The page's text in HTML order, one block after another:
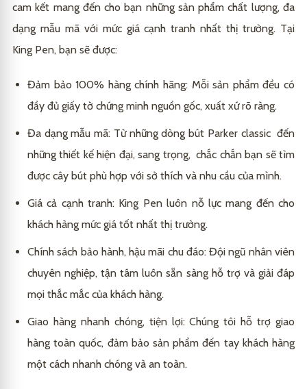
cam kết mang đến cho bạn những sản phẩm chất lượng, đa
dạng mẫu mã với mức giá cạnh tranh nhất thị trường. Tại
King Pen, bạn sẽ được:
Đảm bảo 100% hàng chính hãng: Mỗi sản phẩm đều có
đầy đủ giấy tờ chứng minh nguồn gốc, xuất xứ rõ ràng.
Đa dạng mẫu mã: Từ những dòng bút Parker classic đến
những thiết kế hiện đại, sang trọng, chắc chắn bạn sẽ tìm
được cây bút phù hợp với sở thích và nhu cầu của mình.
Giá cả cạnh tranh: King Pen luôn nỗ lực mang đến cho
khách hàng mức giá tốt nhất thị trường.
Chính sách bảo hành, hậu mãi chu đáo: Đội ngũ nhân viên
chuyên nghiệp, tận tâm luôn sẵn sàng hỗ trợ và giải đáp
mọi thắc mắc của khách hàng.
Giao hàng nhanh chóng, tiện lợi: Chúng tôi hỗ trợ giao
hàng toàn quốc, đảm bảo sản phẩm đến tay khách hàng
một cách nhanh chóng và an toàn.